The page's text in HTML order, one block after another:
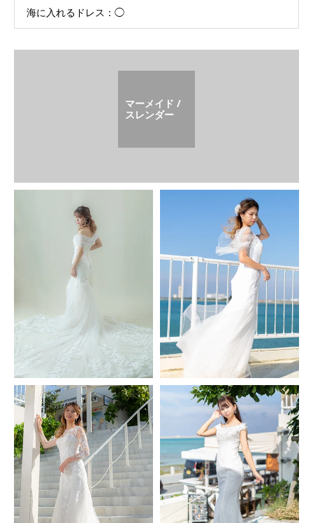
海に入れるドレス：◯
マーメイド /
スレンダー